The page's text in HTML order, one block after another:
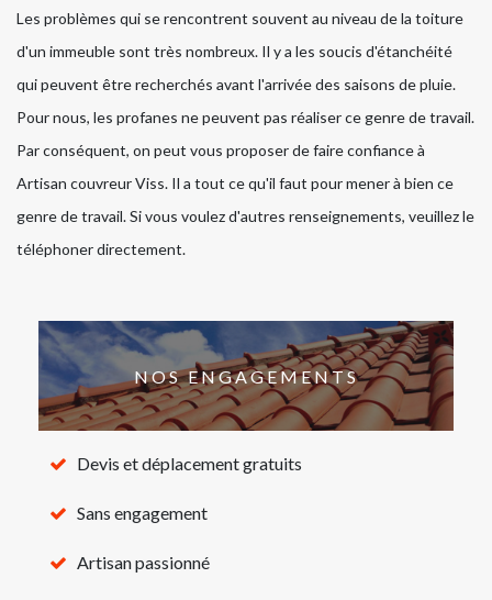
Les problèmes qui se rencontrent souvent au niveau de la toiture
d'un immeuble sont très nombreux. Il y a les soucis d'étanchéité
qui peuvent être recherchés avant l'arrivée des saisons de pluie.
Pour nous, les profanes ne peuvent pas réaliser ce genre de travail.
Par conséquent, on peut vous proposer de faire confiance à
Artisan couvreur Viss. Il a tout ce qu'il faut pour mener à bien ce
genre de travail. Si vous voulez d'autres renseignements, veuillez le
téléphoner directement.
NOS ENGAGEMENTS
Devis et déplacement gratuits
Sans engagement
Artisan passionné